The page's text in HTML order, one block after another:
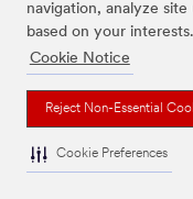
navigation, analyze
based on your interests.
Cookie Notice
Reject Non-Essential
Cookie Preferences